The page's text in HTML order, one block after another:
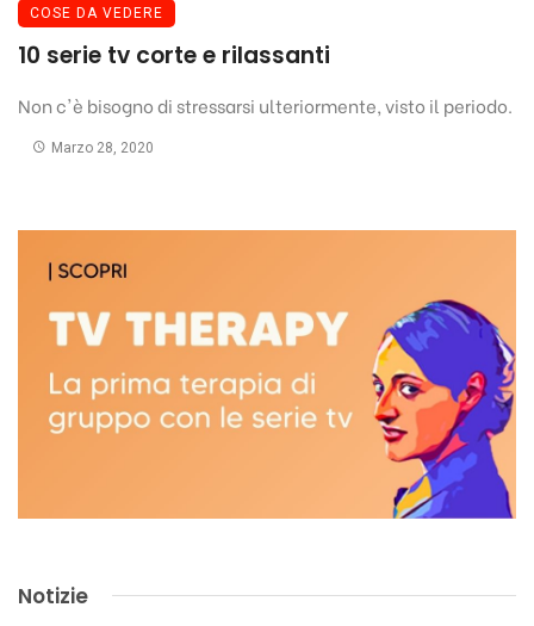
COSE DA VEDERE
10 serie tv corte e rilassanti
Non c'è bisogno di stressarsi ulteriormente, visto il periodo.
Marzo 28, 2020
Notizie